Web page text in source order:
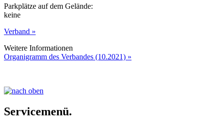
Parkplätze auf dem Gelände:
keine
Verband »
Weitere Informationen
Organigramm des Verbandes (10.2021) »
Servicemenü.